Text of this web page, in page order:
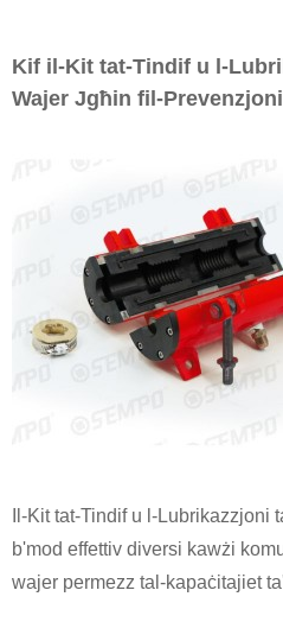
Kif il-Kit tat-Tindif u l-
Wajer Jgħin fil-
Il-Kit tat-Tindif u l-
b'mod effettiv diversi kawżi
wajer permezz tal-kapaċitajiet